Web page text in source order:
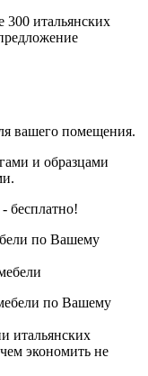
300 итальянских
вашего помещения.
бесплатно!
по Вашему
итальянских
экономить не